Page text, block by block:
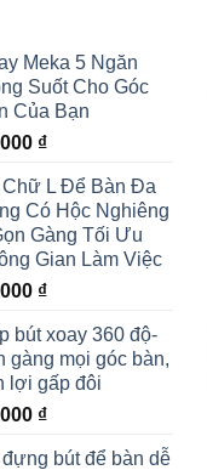
Meka 5 Ngăn
Suốt Cho Góc
Của Bạn
₫
Chữ L Để Bàn Đa
Có Hộc Nghiêng
Gàng Tối Ưu
Gian Làm Việc
₫
bút xoay 360 độ-
gàng mọi góc bàn,
lợi gấp đôi
₫
đựng bút để bàn dễ